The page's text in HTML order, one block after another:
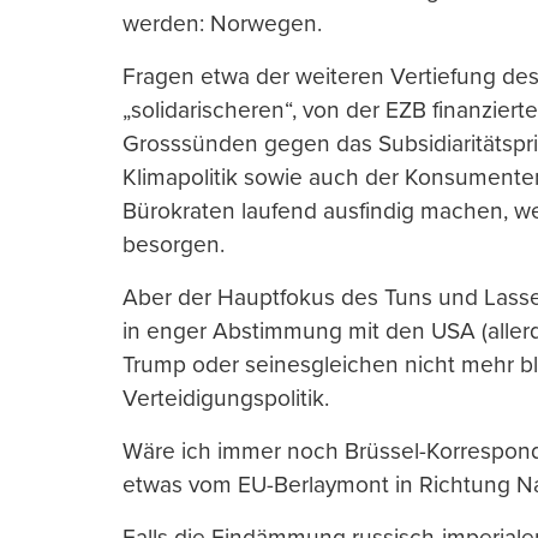
werden: Norwegen.
Fragen etwa der weiteren Vertiefung
„solidarischeren“, von der EZB
Grosssünden gegen das
Klimapolitik sowie auch der
Bürokraten laufend ausfindig machen,
besorgen.
Aber der Hauptfokus des Tuns und
in enger Abstimmung mit den USA
Trump oder seinesgleichen nicht mehr
Verteidigungspolitik.
Wäre ich immer noch Brüssel-
etwas vom EU-Berlaymont in Richtung